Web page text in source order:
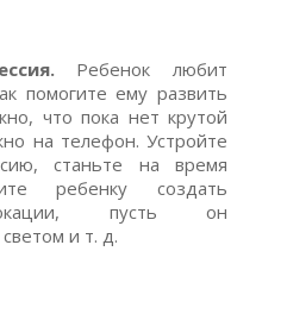
Ребенок любит
помогите ему развить
что пока нет крутой
на телефон. Устройте
станьте на время
ребенку создать
пусть он
и т. д.